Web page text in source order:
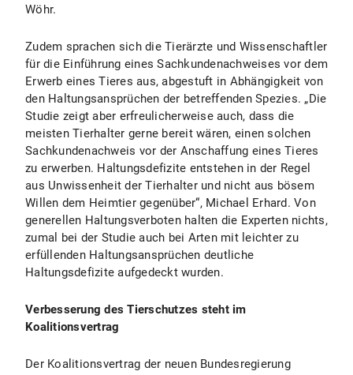
Wöhr.
Zudem sprachen sich die Tierärzte und Wissenschaftler
für die Einführung eines Sachkundenachweises vor dem
Erwerb eines Tieres aus, abgestuft in Abhängigkeit von
den Haltungsansprüchen der betreffenden Spezies. „Die
Studie zeigt aber erfreulicherweise auch, dass die
meisten Tierhalter gerne bereit wären, einen solchen
Sachkundenachweis vor der Anschaffung eines Tieres
zu erwerben. Haltungsdefizite entstehen in der Regel
aus Unwissenheit der Tierhalter und nicht aus bösem
Willen dem Heimtier gegenüber“, Michael Erhard. Von
generellen Haltungsverboten halten die Experten nichts,
zumal bei der Studie auch bei Arten mit leichter zu
erfüllenden Haltungsansprüchen deutliche
Haltungsdefizite aufgedeckt wurden.
Verbesserung des Tierschutzes steht im
Koalitionsvertrag
Der Koalitionsvertrag der neuen Bundesregierung